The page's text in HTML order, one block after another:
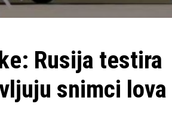
Rusija testira
snimci lova